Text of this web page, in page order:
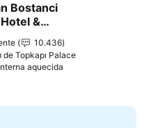
aos favoritos
Bostanci
&
Center
10.436
de Topkapı Palace
aquecida